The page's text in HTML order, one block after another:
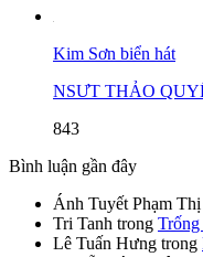
Kim Sơn biển hát
NSƯT THẢO
843
Bình luận gần đây
Ánh Tuyết Phạm Thị
Tri Tanh trong
Lê Tuấn Hưng trong